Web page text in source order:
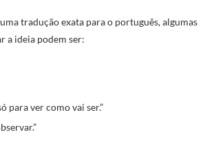
tradução exata para o português, algumas
a ideia podem ser:
para ver como vai ser.”